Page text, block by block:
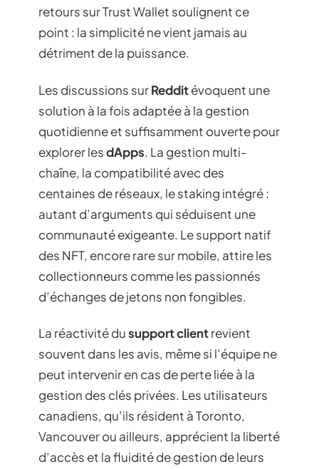
retours sur Trust Wallet soulignent ce
point : la simplicité ne vient jamais au
détriment de la puissance.
Les discussions surRedditévoquent une
solution à la fois adaptée à la gestion
quotidienne et suffisamment ouverte pour
explorer lesdApps. La gestion multi-
chaîne, la compatibilité avec des
centaines de réseaux, le staking intégré :
autant d’arguments qui séduisent une
communauté exigeante. Le support natif
des NFT, encore rare sur mobile, attire les
collectionneurs comme les passionnés
d’échanges de jetons non fongibles.
La réactivité dusupport clientrevient
souvent dans les avis, même si l’équipe ne
peut intervenir en cas de perte liée à la
gestion des clés privées. Les utilisateurs
canadiens, qu’ils résident à Toronto,
Vancouver ou ailleurs, apprécient la liberté
d’accès et la fluidité de gestion de leurs